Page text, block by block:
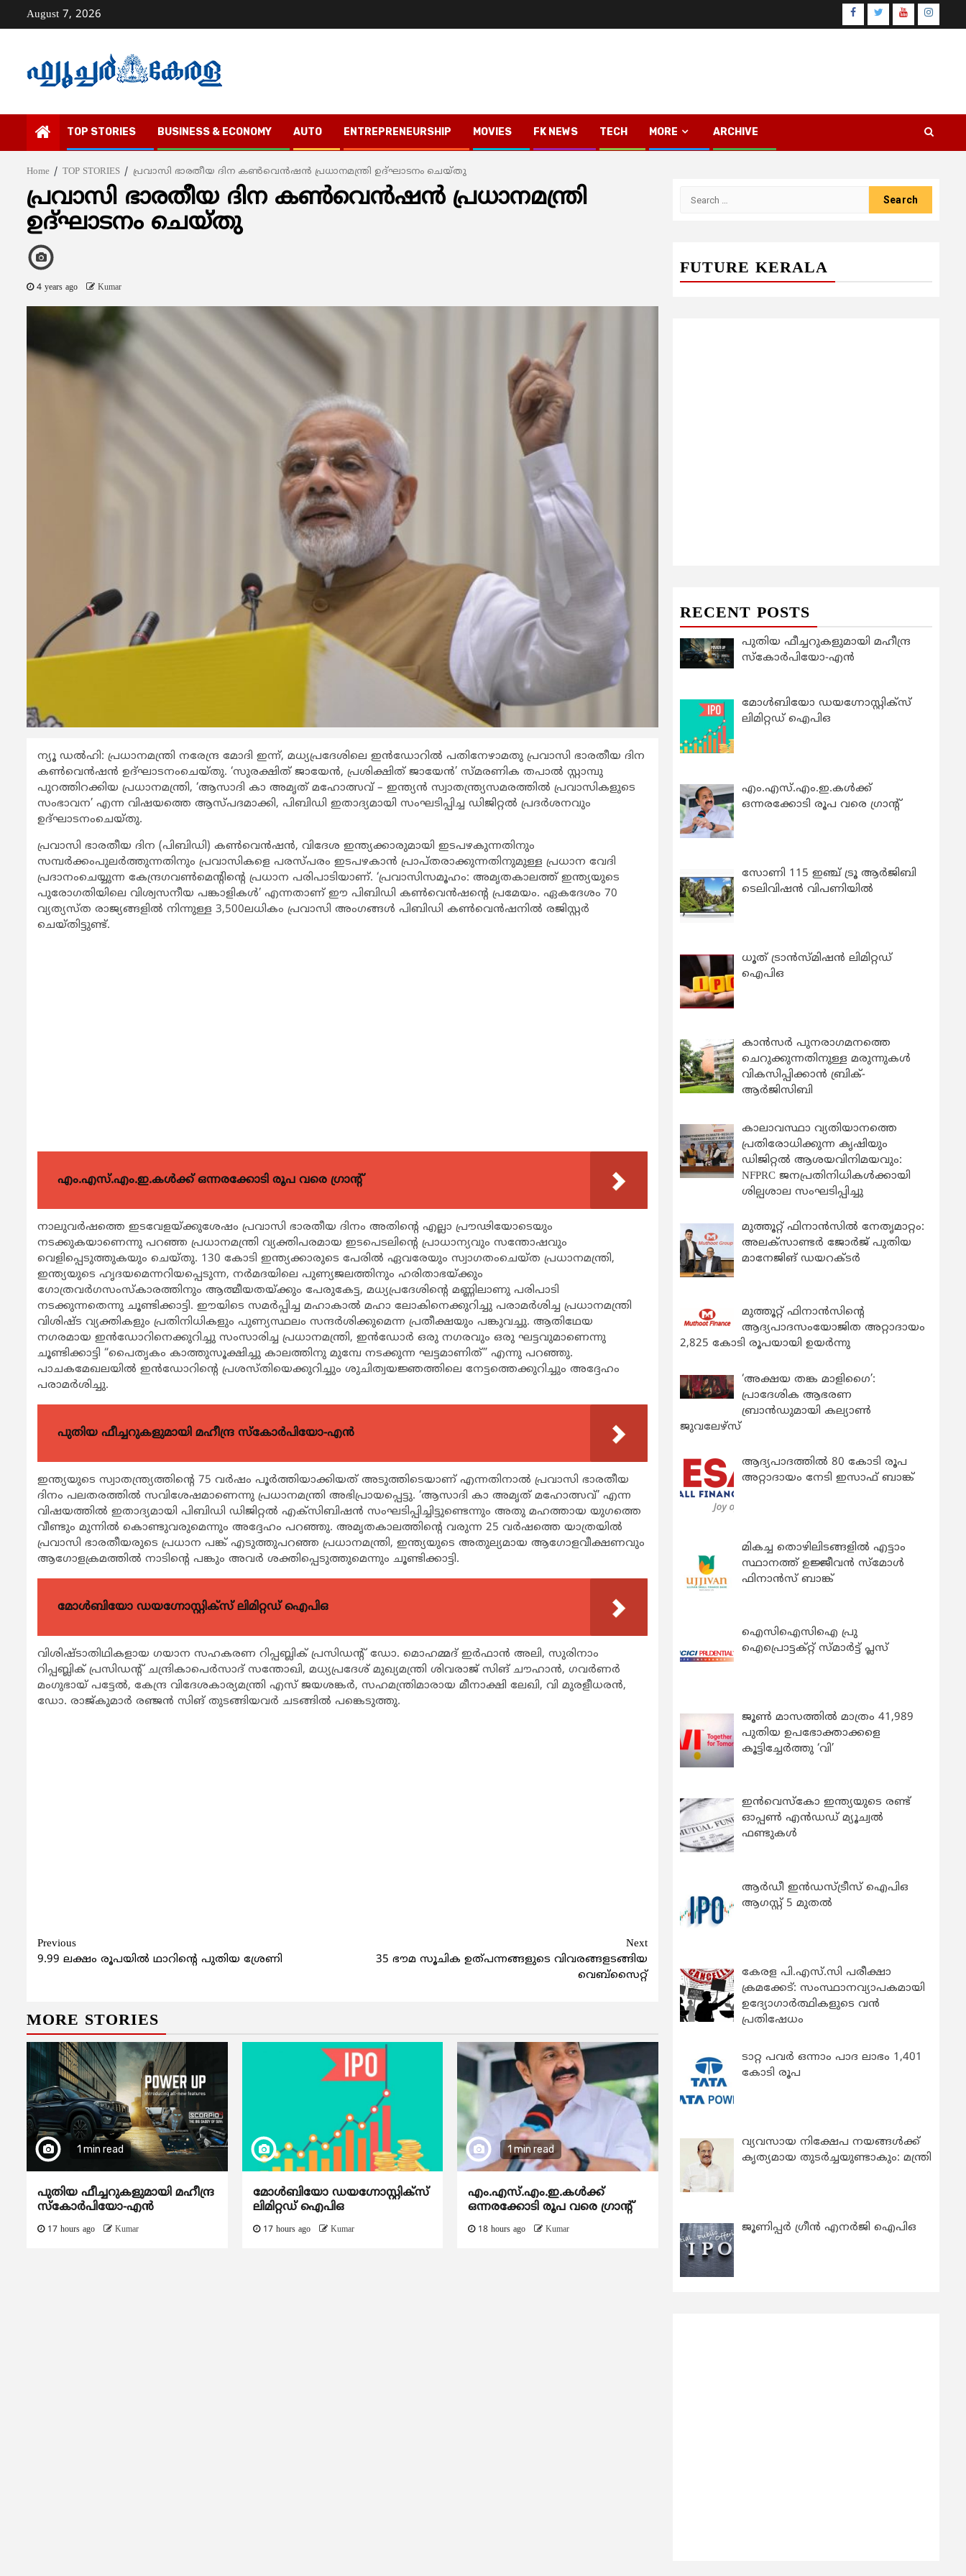
August 7, 2026 Facebook
TwitterYoutube
TOP STORIES BUSINESS & ECONOMY AUTO ENTREPRENEURSHIP MOVIES FK NEWS TECH MORE ARCHIVE
Home TOP STORIES പ്രവാസി ഭാരതീയ ദിന കൺവെൻഷൻ പ്രധാനമന്ത്രി ഉദ്ഘാടനം ചെയ്തു
പ്രവാസി ഭാരതീയ ദിന കൺവെൻഷൻ പ്രധാനമന്ത്രി
ഉദ്ഘാടനം ചെയ്തു
4 years ago Kumar
ന്യൂ ഡൽഹി: പ്രധാനമന്ത്രി നരേന്ദ്ര മോദി ഇന്ന്, മധ്യപ്രദേശിലെ ഇൻഡോറിൽ പതിനേഴാമതു പ്രവാസി ഭാരതീയ ദിന
കൺവെൻഷൻ ഉദ്ഘാടനംചെയ്തു. ‘സുരക്ഷിത് ജായേൻ, പ്രശിക്ഷിത് ജായേൻ’ സ്മരണിക തപാൽ സ്റ്റാമ്പു
പുറത്തിറക്കിയ പ്രധാനമന്ത്രി, ‘ആസാദി കാ അമൃത് മഹോത്സവ് – ഇന്ത്യൻ സ്വാതന്ത്ര്യസമരത്തിൽ പ്രവാസികളുടെ
സംഭാവന’ എന്ന വിഷയത്തെ ആസ്പദമാക്കി, പിബിഡി ഇതാദ്യമായി സംഘടിപ്പിച്ച ഡിജിറ്റൽ പ്രദർശനവും
ഉദ്ഘാടനംചെയ്തു.
പ്രവാസി ഭാരതീയ ദിന (പിബിഡി) കൺവെൻഷൻ, വിദേശ ഇന്ത്യക്കാരുമായി ഇടപഴകുന്നതിനും
സമ്പർക്കംപുലർത്തുന്നതിനും പ്രവാസികളെ പരസ്പരം ഇടപഴകാൻ പ്രാപ്തരാക്കുന്നതിനുമുള്ള പ്രധാന വേദി
പ്രദാനംചെയ്യുന്ന കേന്ദ്രഗവൺമെന്റിന്റെ പ്രധാന പരിപാടിയാണ്. ‘പ്രവാസിസമൂഹം: അമൃതകാലത്ത് ഇന്ത്യയുടെ
പുരോഗതിയിലെ വിശ്വസനീയ പങ്കാളികൾ’ എന്നതാണ് ഈ പിബിഡി കൺവെൻഷന്റെ പ്രമേയം. ഏകദേശം 70
വ്യത്യസ്ത രാജ്യങ്ങളിൽ നിന്നുള്ള 3,500ലധികം പ്രവാസി അംഗങ്ങൾ പിബിഡി കൺവെൻഷനിൽ രജിസ്റ്റർ
ചെയ്തിട്ടുണ്ട്.
എം.എസ്.എം.ഇ.കൾക്ക് ഒന്നരക്കോടി രൂപ വരെ ഗ്രാന്റ്
നാലുവർഷത്തെ ഇടവേളയ്ക്കുശേഷം പ്രവാസി ഭാരതീയ ദിനം അതിന്റെ എല്ലാ പ്രൗഢിയോടെയും
നടക്കുകയാണെന്നു പറഞ്ഞ പ്രധാനമന്ത്രി വ്യക്തിപരമായ ഇടപെടലിന്റെ പ്രാധാന്യവും സന്തോഷവും
വെളിപ്പെടുത്തുകയും ചെയ്തു. 130 കോടി ഇന്ത്യക്കാരുടെ പേരിൽ ഏവരേയും സ്വാഗതംചെയ്ത പ്രധാനമന്ത്രി,
ഇന്ത്യയുടെ ഹൃദയമെന്നറിയപ്പെടുന്ന, നർമദയിലെ പുണ്യജലത്തിനും ഹരിതാഭയ്ക്കും
ഗോത്രവർഗസംസ്കാരത്തിനും ആത്മീയതയ്ക്കും പേരുകേട്ട, മധ്യപ്രദേശിന്റെ മണ്ണിലാണു പരിപാടി
നടക്കുന്നതെന്നു ചൂണ്ടിക്കാട്ടി. ഈയിടെ സമർപ്പിച്ച മഹാകാൽ മഹാ ലോകിനെക്കുറിച്ചു പരാമർശിച്ച പ്രധാനമന്ത്രി
വിശിഷ്ട വ്യക്തികളും പ്രതിനിധികളും പുണ്യസ്ഥലം സന്ദർശിക്കുമെന്ന പ്രതീക്ഷയും പങ്കുവച്ചു. ആതിഥേയ
നഗരമായ ഇൻഡോറിനെക്കുറിച്ചു സംസാരിച്ച പ്രധാനമന്ത്രി, ഇൻഡോർ ഒരു നഗരവും ഒരു ഘട്ടവുമാണെന്നു
ചൂണ്ടിക്കാട്ടി “പൈതൃകം കാത്തുസൂക്ഷിച്ചു കാലത്തിനു മുമ്പേ നടക്കുന്ന ഘട്ടമാണിത്” എന്നു പറഞ്ഞു.
പാചകമേഖലയിൽ ഇൻഡോറിന്റെ പ്രശസ്തിയെക്കുറിച്ചും ശുചിത്വയജ്ഞത്തിലെ നേട്ടത്തെക്കുറിച്ചും അദ്ദേഹം
പരാമർശിച്ചു.
പുതിയ ഫീച്ചറുകളുമായി മഹീന്ദ്ര സ്കോർപിയോ-എൻ
ഇന്ത്യയുടെ സ്വാതന്ത്ര്യത്തിന്റെ 75 വർഷം പൂർത്തിയാക്കിയത് അടുത്തിടെയാണ് എന്നതിനാൽ പ്രവാസി ഭാരതീയ
ദിനം പലതരത്തിൽ സവിശേഷമാണെന്നു പ്രധാനമന്ത്രി അഭിപ്രായപ്പെട്ടു. ‘ആസാദി കാ അമൃത് മഹോത്സവ്’ എന്ന
വിഷയത്തിൽ ഇതാദ്യമായി പിബിഡി ഡിജിറ്റൽ എക്സിബിഷൻ സംഘടിപ്പിച്ചിട്ടുണ്ടെന്നും അതു മഹത്തായ യുഗത്തെ
വീണ്ടും മുന്നിൽ കൊണ്ടുവരുമെന്നും അദ്ദേഹം പറഞ്ഞു. അമൃതകാലത്തിന്റെ വരുന്ന 25 വർഷത്തെ യാത്രയിൽ
പ്രവാസി ഭാരതീയരുടെ പ്രധാന പങ്ക് എടുത്തുപറഞ്ഞ പ്രധാനമന്ത്രി, ഇന്ത്യയുടെ അതുല്യമായ ആഗോളവീക്ഷണവും
ആഗോളക്രമത്തിൽ നാടിന്റെ പങ്കും അവർ ശക്തിപ്പെടുത്തുമെന്നും ചൂണ്ടിക്കാട്ടി.
മോൾബിയോ ഡയഗ്നോസ്റ്റിക്സ് ലിമിറ്റഡ് ഐപിഒ
വിശിഷ്ടാതിഥികളായ ഗയാന സഹകരണ റിപ്പബ്ലിക് പ്രസിഡന്റ് ഡോ. മൊഹമ്മദ് ഇർഫാൻ അലി, സുരിനാം
റിപ്പബ്ലിക് പ്രസിഡന്റ് ചന്ദ്രികാപെർസാദ് സന്തോഖി, മധ്യപ്രദേശ് മുഖ്യമന്ത്രി ശിവരാജ് സിങ് ചൗഹാൻ, ഗവർണർ
മംഗുഭായ് പട്ടേൽ, കേന്ദ്ര വിദേശകാര്യമന്ത്രി എസ് ജയശങ്കർ, സഹമന്ത്രിമാരായ മീനാക്ഷി ലേഖി, വി മുരളീധരൻ,
ഡോ. രാജ്കുമാർ രഞ്ജൻ സിങ് തുടങ്ങിയവർ ചടങ്ങിൽ പങ്കെടുത്തു.
Continue
Reading
Previous
9.99 ലക്ഷം രൂപയില്‍ ഥാറിന്‍റെ പുതിയ ശ്രേണി
Next
35 ഭൗമ സൂചിക ഉത്പന്നങ്ങളുടെ വിവരങ്ങളടങ്ങിയ
വെബ്സൈറ്റ്
MORE STORIES
1 min read
പുതിയ ഫീച്ചറുകളുമായി മഹീന്ദ്ര
സ്കോർപിയോ-എൻ
17 hours ago Kumar
മോൾബിയോ ഡയഗ്നോസ്റ്റിക്സ്
ലിമിറ്റഡ് ഐപിഒ
17 hours ago Kumar
1 min read
എം.എസ്.എം.ഇ.കൾക്ക്
ഒന്നരക്കോടി രൂപ വരെ ഗ്രാന്റ്
18 hours ago Kumar
FUTURE KERALA
RECENT POSTS
പുതിയ ഫീച്ചറുകളുമായി മഹീന്ദ്ര
സ്കോർപിയോ-എൻ
മോൾബിയോ ഡയഗ്നോസ്റ്റിക്സ്
ലിമിറ്റഡ് ഐപിഒ
എം.എസ്.എം.ഇ.കൾക്ക്
ഒന്നരക്കോടി രൂപ വരെ ഗ്രാന്റ്
സോണി 115 ഇഞ്ച് ട്രൂ ആർജിബി
ടെലിവിഷൻ വിപണിയിൽ
ധൂത് ട്രാൻസ്മിഷൻ ലിമിറ്റഡ്
ഐപിഒ
കാന്‍സര്‍ പുനരാഗമനത്തെ
ചെറുക്കുന്നതിനുള്ള മരുന്നുകള്‍
വികസിപ്പിക്കാന്‍ ബ്രിക്-
ആര്‍ജിസിബി
കാലാവസ്ഥാ വ്യതിയാനത്തെ
പ്രതിരോധിക്കുന്ന കൃഷിയും
ഡിജിറ്റൽ ആശയവിനിമയവും:
NFPRC ജനപ്രതിനിധികൾക്കായി
ശില്പശാല സംഘടിപ്പിച്ചു
മുത്തൂറ്റ് ഫിനാൻസിൽ നേതൃമാറ്റം:
അലക്സാണ്ടർ ജോർജ് പുതിയ
മാനേജിങ് ഡയറക്ടർ
മുത്തൂറ്റ് ഫിനാൻസിന്റെ
ആദ്യപാദസംയോജിത അറ്റാദായം
2,825 കോടി രൂപയായി ഉയർന്നു
‘അക്ഷയ തങ്ക മാളിഗൈ’:
പ്രാദേശിക ആഭരണ
ബ്രാന്‍ഡുമായി കല്യാണ്‍
ജുവലേഴ്‌സ്
ആദ്യപാദത്തിൽ 80 കോടി രൂപ
അറ്റാദായം നേടി ഇസാഫ് ബാങ്ക്
മികച്ച തൊഴിലിടങ്ങളിൽ എട്ടാം
സ്ഥാനത്ത് ഉജ്ജീവൻ സ്മോൾ
ഫിനാൻസ് ബാങ്ക്
ഐസിഐസിഐ പ്രു
ഐപ്രൊട്ടക്റ്റ് സ്മാർട്ട് പ്ലസ്
ജൂൺ മാസത്തിൽ മാത്രം 41,989
പുതിയ ഉപഭോക്താക്കളെ
കൂട്ടിച്ചേർത്തു ‘വി’
ഇന്‍വെസ്കോ ഇന്ത്യയുടെ രണ്ട്
ഓപ്പണ്‍ എന്‍ഡഡ് മ്യൂച്വല്‍
ഫണ്ടുകള്‍
ആർഡീ ഇൻഡസ്ട്രീസ് ഐപിഒ
ആഗസ്റ്റ് 5 മുതൽ
കേരള പി.എസ്.സി പരീക്ഷാ
ക്രമക്കേട്: സംസ്ഥാനവ്യാപകമായി
ഉദ്യോഗാര്‍ത്ഥികളുടെ വന്‍
പ്രതിഷേധം
ടാറ്റ പവർ ഒന്നാം പാദ ലാഭം 1,401
കോടി രൂപ
വ്യവസായ നിക്ഷേപ നയങ്ങള്‍ക്ക്
കൃത്യമായ തുടര്‍ച്ചയുണ്ടാകും: മന്ത്രി
ജൂണിപ്പർ ഗ്രീൻ എനർജി ഐപിഒ